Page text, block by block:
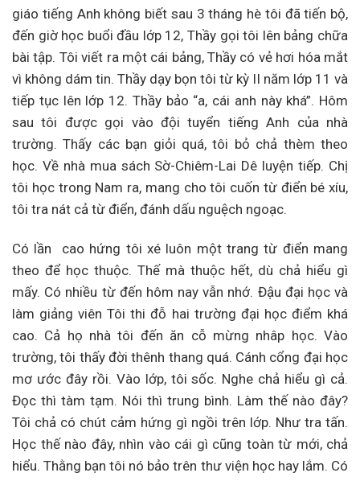
giáo tiếng Anh không biết sau 3 tháng hè tôi đã tiến bộ,
đến giờ học buổi đầu lớp 12, Thầy gọi tôi lên bảng chữa
bài tập. Tôi viết ra một cái bảng, Thầy có vẻ hơi hóa mắt
vì không dám tin. Thầy dạy bọn tôi từ kỳ II năm lớp 11 và
tiếp tục lên lớp 12. Thầy bảo “a, cái anh này khá”. Hôm
sau tôi được gọi vào đội tuyển tiếng Anh của nhà
trường. Thấy các bạn giỏi quá, tôi bỏ chả thèm theo
học. Về nhà mua sách Sờ-Chiêm-Lai Dê luyện tiếp. Chị
tôi học trong Nam ra, mang cho tôi cuốn từ điển bé xíu,
tôi tra nát cả từ điển, đánh dấu nguệch ngoạc.
Có lần cao hứng tôi xé luôn một trang từ điển mang
theo để học thuộc. Thế mà thuộc hết, dù chả hiểu gì
mấy. Có nhiều từ đến hôm nay vẫn nhớ. Đậu đại học và
làm giảng viên Tôi thi đỗ hai trường đại học điểm khá
cao. Cả họ nhà tôi đến ăn cỗ mừng nhâp học. Vào
trường, tôi thấy đời thênh thang quá. Cánh cổng đại học
mơ ước đây rồi. Vào lớp, tôi sốc. Nghe chả hiểu gì cả.
Đọc thì tàm tạm. Nói thì trung bình. Làm thế nào đây?
Tôi chả có chút cảm hứng gì ngồi trên lớp. Như tra tấn.
Học thế nào đây, nhìn vào cái gì cũng toàn từ mới, chả
hiểu. Thằng bạn tôi nó bảo trên thư viện học hay lắm. Có